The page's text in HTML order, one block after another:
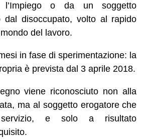
o da un soggetto
dal disoccupato, volto al rapido
del lavoro.
in fase di sperimentazione: la
è prevista dal 3 aprile 2018.
viene riconosciuto non alla
ma al soggetto erogatore che
e solo a risultato